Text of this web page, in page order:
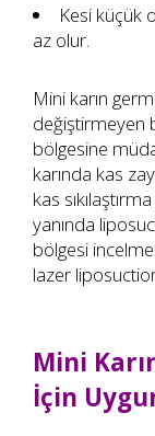
Kesi küçük
az olur.
Mini karın
değiştirmeyen
bölgesine
karında kas
kas
yanında
bölgesi
lazer
Mini
İçin